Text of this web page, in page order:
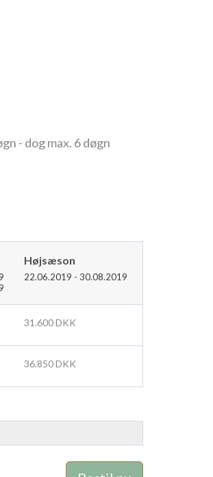
- dog max. 6 døgn
Højsæson
22.06.2019 - 30.08.2019
31.600 DKK
36.850 DKK